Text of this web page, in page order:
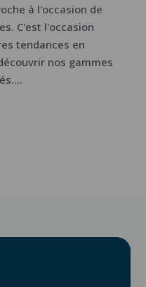
à l'occasion de
C'est l'occasion
tendances en
nos gammes